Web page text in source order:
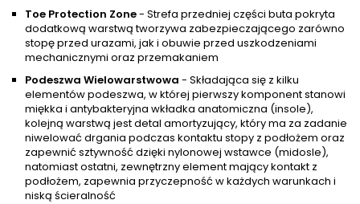
Toe Protection Zone- Strefa przedniej części buta pokryta
dodatkową warstwą tworzywa zabezpieczającego zarówno
stopę przed urazami, jak i obuwie przed uszkodzeniami
mechanicznymi oraz przemakaniem
Podeszwa Wielowarstwowa - Składająca się z kilku
elementów podeszwa, w której pierwszy komponent stanowi
miękka i antybakteryjna wkładka anatomiczna (insole),
kolejną warstwą jest detal amortyzujący, który ma za zadanie
niwelować drgania podczas kontaktu stopy z podłożem oraz
zapewnić sztywność dzięki nylonowej wstawce (midosle),
natomiast ostatni, zewnętrzny element mający kontakt z
podłożem, zapewnia przyczepność w każdych warunkach i
niską ścieralność